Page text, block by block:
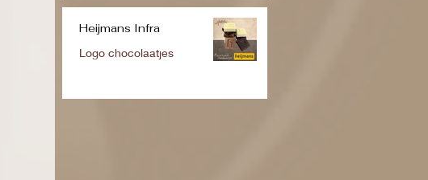
Heijmans Infra
Logo chocolaatjes